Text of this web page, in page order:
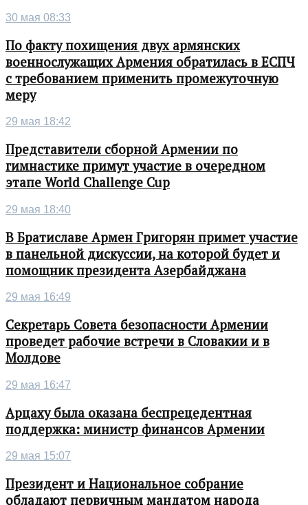
30 мая 08:33
По факту похищения двух армянских
военнослужащих Армения обратилась в ЕСПЧ
с требованием применить промежуточную
меру
29 мая 18:42
Представители сборной Армении по
гимнастике примут участие в очередном
этапе World Challenge Cup
29 мая 18:40
В Братиславе Армен Григорян примет участие
в панельной дискуссии, на которой будет и
помощник президента Азербайджана
29 мая 16:49
Секретарь Совета безопасности Армении
проведет рабочие встречи в Словакии и в
Молдове
29 мая 16:47
Арцаху была оказана беспрецедентная
поддержка: министр финансов Армении
29 мая 15:07
Президент и Национальное собрание
обладают первичным мандатом народа